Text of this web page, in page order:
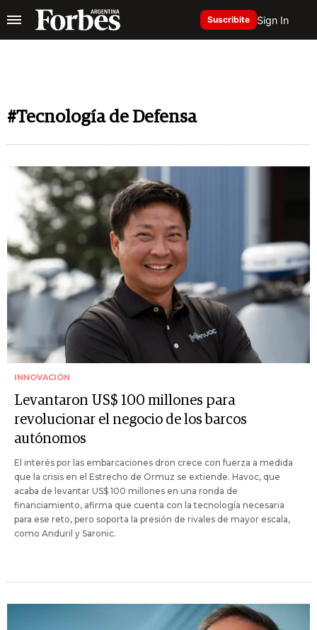
Suscribite Sign In
#Tecnología de Defensa
INNOVACIÓN
Levantaron US$ 100 millones para
revolucionar el negocio de los barcos
autónomos
El interés por las embarcaciones dron crece con fuerza a medida
que la crisis en el Estrecho de Ormuz se extiende. Havoc, que
acaba de levantar US$ 100 millones en una ronda de
financiamiento, afirma que cuenta con la tecnología necesaria
para ese reto, pero soporta la presión de rivales de mayor escala,
como Anduril y Saronic.